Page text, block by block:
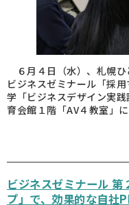
６月４日（水）、札幌ひ
ビジネスゼミナール「採
学「ビジネスデザイン実
育会館１階「AV４教室」
ビジネスゼミナール
プ」で、効果的な自社